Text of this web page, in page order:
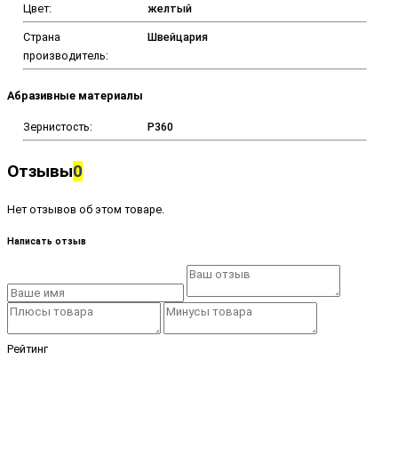
Цвет: желтый
Страна
производитель:
Швейцария
Абразивные материалы
Зернистость: P360
Отзывы0
Нет отзывов об этом товаре.
Написать отзыв
Рейтинг